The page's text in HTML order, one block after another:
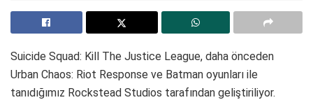
Suicide Squad: Kill The Justice League, daha önceden
Urban Chaos: Riot Response ve Batman oyunları ile
tanıdığımız Rockstead Studios tarafından geliştiriliyor.